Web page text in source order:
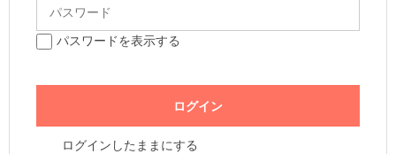
パスワードを表示する
ログインしたままにする